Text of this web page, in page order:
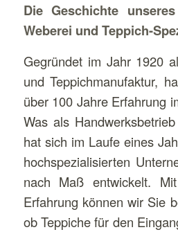
Die Geschichte unseres
Weberei und Teppich-
Gegründet im Jahr 1920
und Teppichmanufaktur,
über 100 Jahre Erfahrung
Was als
hat sich im Laufe eines
hochspezialisierten
nach Maß entwickelt.
Erfahrung können wir Sie
ob Teppiche für den